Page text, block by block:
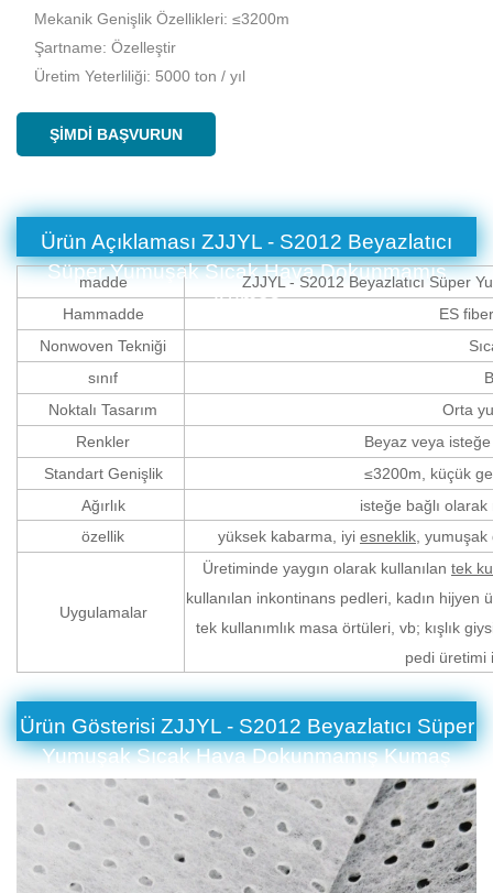
Mekanik Genişlik Özellikleri: ≤3200m
Şartname: Özelleştir
Üretim Yeterliliği: 5000 ton / yıl
ŞIMDI BAŞVURUN
Ürün Açıklaması ZJJYL - S2012 Beyazlatıcı
Süper Yumuşak Sıcak Hava Dokunmamış
Kumaş
madde
ZJJYL - S2012 Beyazlatıcı Süper
Hammadde
ES
Nonwoven Tekniği
sınıf
Noktalı Tasarım
Orta
Renkler
Beyaz veya
Standart Genişlik
≤3200m, küçük
Ağırlık
isteğe bağlı
özellik
yüksek kabarma, iyi esneklik ,
Uygulamalar
Üretiminde yaygın olarak kullanılan tek
kullanılan inkontinans pedleri, kadın hijyen
tek kullanımlık masa örtüleri, vb; kışlık
pedi üretimi
Ürün Gösterisi ZJJYL - S2012 Beyazlatıcı Süper
Yumuşak Sıcak Hava Dokunmamış Kumaş